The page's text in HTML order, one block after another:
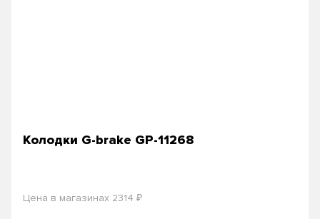
Колодки G-brake GP-11268
Цена в магазинах 2314 ₽